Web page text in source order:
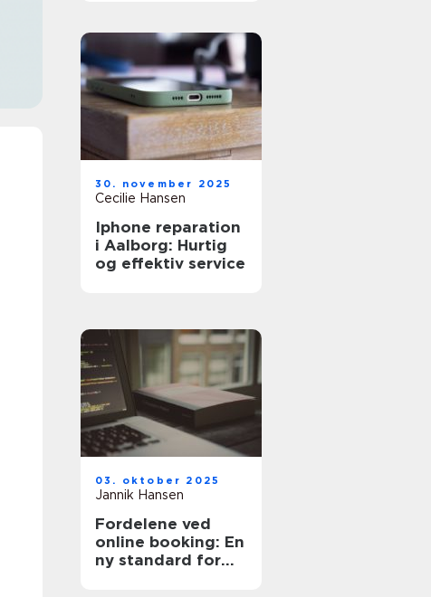
30. november 2025
Cecilie Hansen
Iphone reparation
i Aalborg: Hurtig
og effektiv service
03. oktober 2025
Jannik Hansen
Fordelene ved
online booking: En
ny standard for